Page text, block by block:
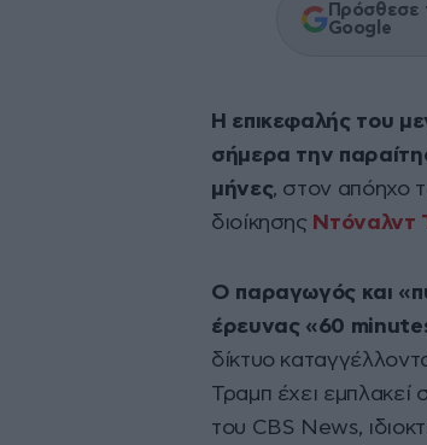
Πρόσθεσε
Google
Η επικεφαλής του
σήμερα την
μήνες, στον απόηχο
διοίκησης Ντόναλντ
Ο παραγωγός και
έρευνας «60
δίκτυο
Τραμπ έχει εμπλακεί
του CBS News,